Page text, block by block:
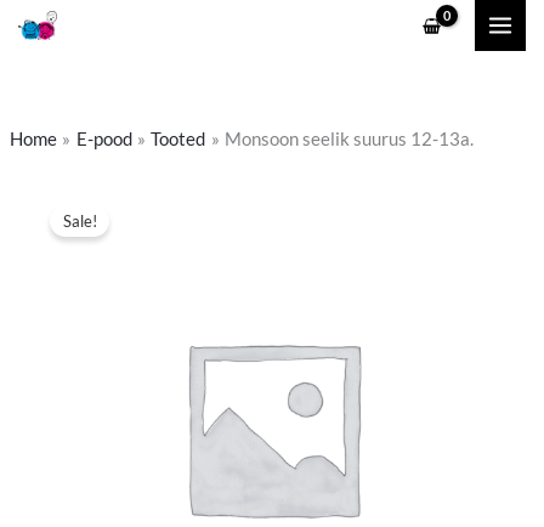
Skip
Home E-pood Tooted Monsoon seelik suurus 12-13a.
Sale!
5,50 €.